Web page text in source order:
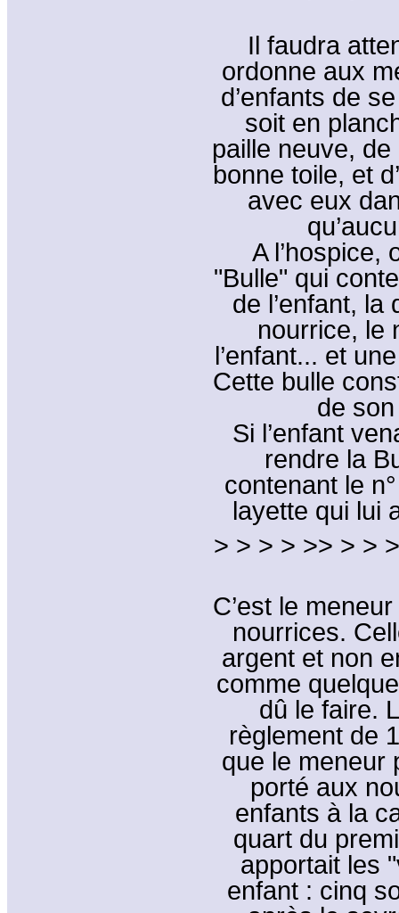
Il faudra
ordonne aux
d’enfants de
soit en
paille neuve,
bonne toile, et
avec eux
A l’hospice,
"Bulle" qui
de l’enfant,
nourrice, le
l’enfant... et
Cette bulle
de
Si l’enfant
rendre la
contenant le
layette qui lui
> > > > >> > >
C’est le
nourrices.
argent et non
comme
dû le faire.
règlement de
que le meneur
porté aux
enfants à la
quart du
apportait les
enfant : cinq